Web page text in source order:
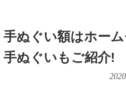
手ぬぐい額はホー
手ぬぐいもご紹介!